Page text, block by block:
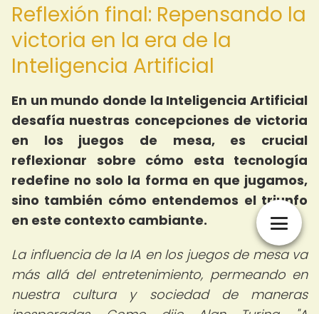
Reflexión final: Repensando la
victoria en la era de la
Inteligencia Artificial
En un mundo donde la Inteligencia Artificial
desafía nuestras concepciones de victoria
en los juegos de mesa, es crucial
reflexionar sobre cómo esta tecnología
redefine no solo la forma en que jugamos,
sino también cómo entendemos el triunfo
en este contexto cambiante.
La influencia de la IA en los juegos de mesa va
más allá del entretenimiento, permeando en
nuestra cultura y sociedad de maneras